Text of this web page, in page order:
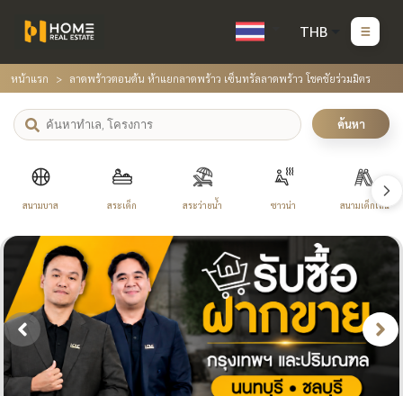
THB
หน้าแรก ลาดพร้าวตอนต้น ห้าแยกลาดพร้าว เซ็นทรัลลาดพร้าว โชคชัยร่วมมิตร
ค้นหา
สนามบาส สระเด็ก สระว่ายน้ำ ซาวน่า สนามเด็กเล่น